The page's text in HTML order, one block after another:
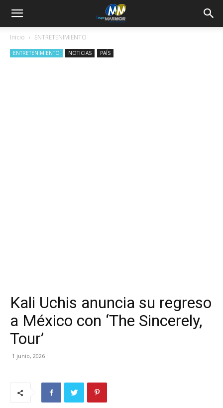
Inicio ENTRETENIMIENTO
ENTRETENIMIENTO NOTICIAS PAÍS
Kali Uchis anuncia su regreso
a México con ‘The Sincerely,
Tour’
1 junio, 2026